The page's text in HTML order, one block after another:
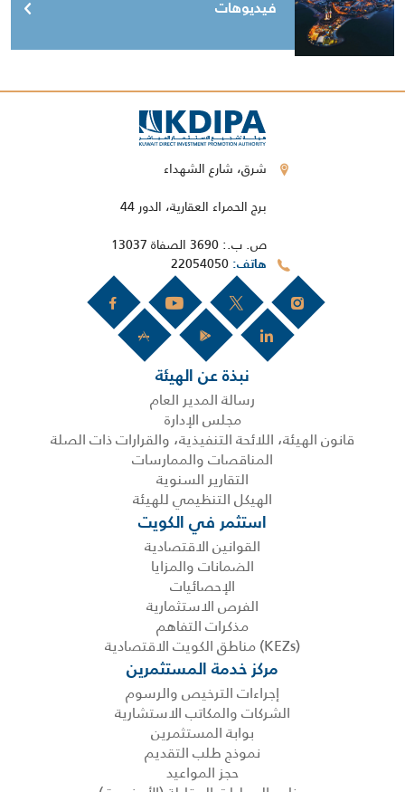
فيديوهات
شرق، شارع الشهداء
برج الحمراء العقارية، الدور 44
ص. ب.: 3690 الصفاة 13037
هاتف
نبذة عن الهيئة
رسالة المدير العام
مجلس الإدارة
قانون الهيئة، اللائحة التنفيذية، والقرارات ذات الصلة
المناقصات والممارسات
التقارير السنوية
الهيكل التنظيمي للهيئة
استثمر في الكويت
القوانين الاقتصادية
الضمانات والمزايا
الإحصائيات
الفرص الاستثمارية
مذكرات التفاهم
(KEZs) مناطق الكويت الاقتصادية
مركز خدمة المستثمرين
إجراءات الترخيص والرسوم
الشركات والمكاتب الاستشارية
بوابة المستثمرين
نموذج طلب التقديم
حجز المواعيد